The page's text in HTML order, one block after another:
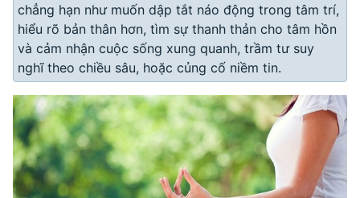
chẳng hạn như muốn dập tắt náo động trong tâm trí,
hiểu rõ bản thân hơn, tìm sự thanh thản cho tâm hồn
và cảm nhận cuộc sống xung quanh, trầm tư suy
nghĩ theo chiều sâu, hoặc củng cố niềm tin.